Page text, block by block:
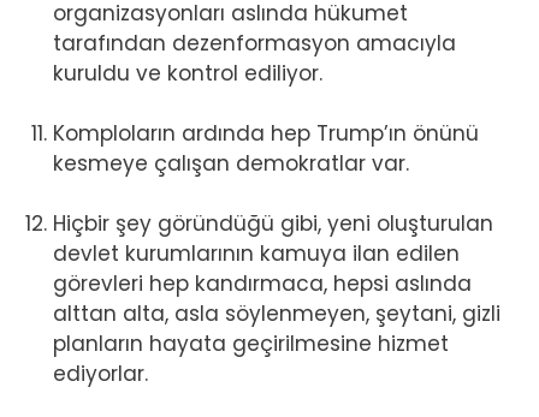
organizasyonları aslında hükumet
tarafından dezenformasyon amacıyla
kuruldu ve kontrol ediliyor.
Komploların ardında hep Trump’ın önünü
kesmeye çalışan demokratlar var.
Hiçbir şey göründüğü gibi, yeni oluşturulan
devlet kurumlarının kamuya ilan edilen
görevleri hep kandırmaca, hepsi aslında
alttan alta, asla söylenmeyen, şeytani, gizli
planların hayata geçirilmesine hizmet
ediyorlar.